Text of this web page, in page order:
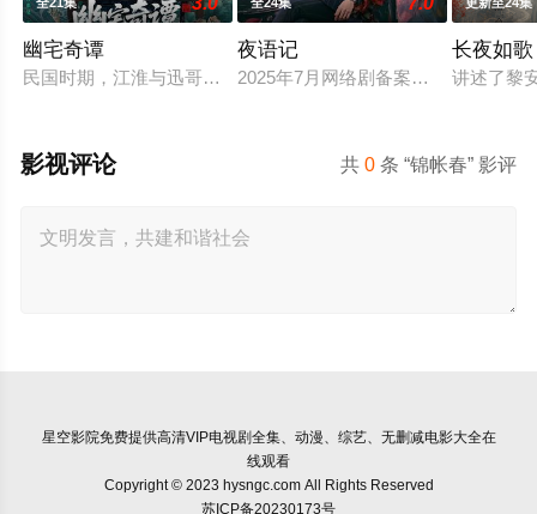
幽宅奇谭
民国时期，江淮与迅哥组成说书班子，偶遇“白天人住屋，晚上
夜语记
2025年7月网络剧备案当代 都市 海南
长夜如歌
讲述了黎
共0 条 “锦帐春” 影评
影视评论
星空影院免费提供高清VIP电视剧全集、动漫、综艺、无删减电影大全在
线观看
Copyright © 2023 hysngc.com All Rights Reserved
苏ICP备20230173号